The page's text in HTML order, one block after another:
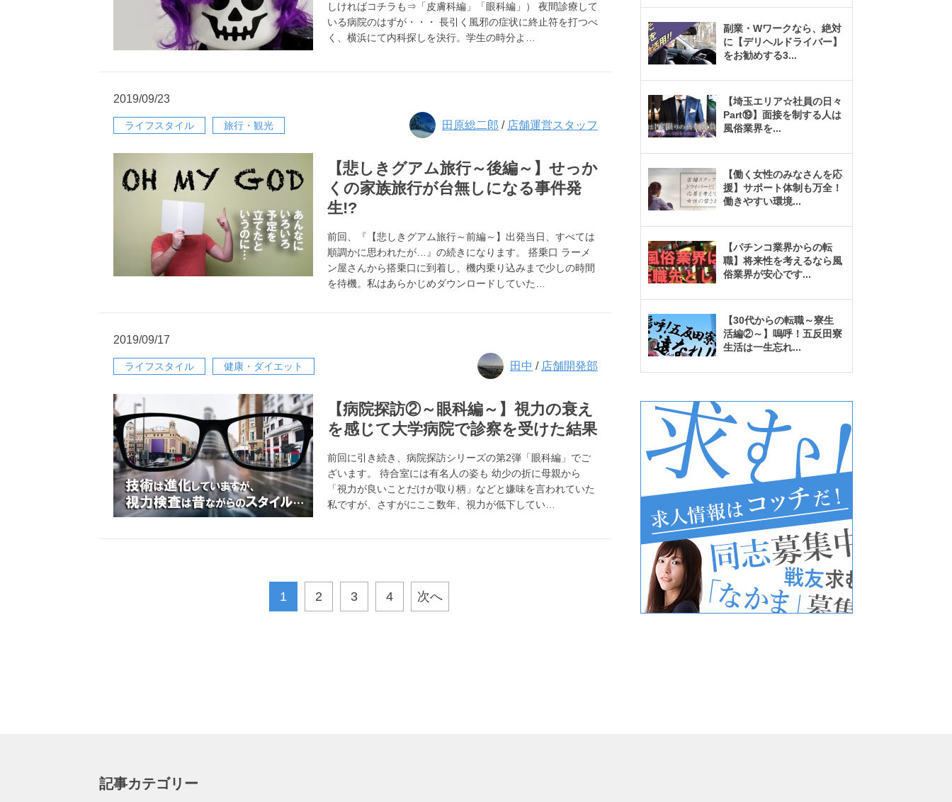
しければコチラも⇒「皮膚科編」「眼科編」） 夜間診療して
いる病院のはずが・・・ 長引く風邪の症状に終止符を打つべ
く、横浜にて内科探しを決行。学生の時分よ…
2019/09/23
ライフスタイル 旅行・観光 田原総二郎 / 店舗運営スタッフ
【悲しきグアム旅行～後編～】せっか
くの家族旅行が台無しになる事件発
生!?
前回、『【悲しきグアム旅行～前編～】出発当日、すべては
順調かに思われたが…』の続きになります。 搭乗口 ラーメ
ン屋さんから搭乗口に到着し、機内乗り込みまで少しの時間
を待機。私はあらかじめダウンロードしていた…
2019/09/17
ライフスタイル 健康・ダイエット 田中 / 店舗開発部
【病院探訪②～眼科編～】視力の衰え
を感じて大学病院で診察を受けた結果
前回に引き続き、病院探訪シリーズの第2弾「眼科編」でご
ざいます。 待合室には有名人の姿も 幼少の折に母親から
「視力が良いことだけが取り柄」などと嫌味を言われていた
私ですが、さすがにここ数年、視力が低下してい…
1 2 3 4 次へ
副業・Wワークなら、絶対
に【デリヘルドライバー】
をお勧めする3...
【埼玉エリア☆社員の日々
Part⑲】面接を制する人は
風俗業界を...
【働く女性のみなさんを応
援】サポート体制も万全！
働きやすい環境...
【パチンコ業界からの転
職】将来性を考えるなら風
俗業界が安心です...
【30代からの転職～寮生
活編②～】嗚呼！五反田寮
生活は一生忘れ...
記事カテゴリー